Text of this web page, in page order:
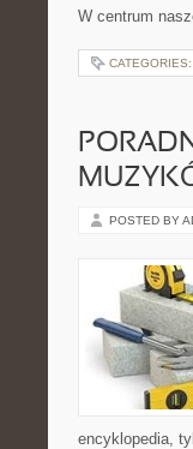
W centrum
CATEGORIES:
POSTED BY
encyklopedia,